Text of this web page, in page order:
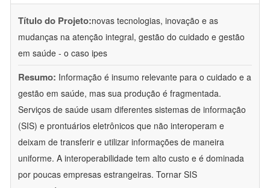
Título do Projeto:novas tecnologias, inovação e as
mudanças na atenção integral, gestão do cuidado e gestão
em saúde - o caso ipes
Resumo: Informação é insumo relevante para o cuidado e a
gestão em saúde, mas sua produção é fragmentada.
Serviços de saúde usam diferentes sistemas de informação
(SIS) e prontuários eletrônicos que não interoperam e
deixam de transferir e utilizar informações de maneira
uniforme. A interoperabilidade tem alto custo e é dominada
por poucas empresas estrangeiras. Tornar SIS